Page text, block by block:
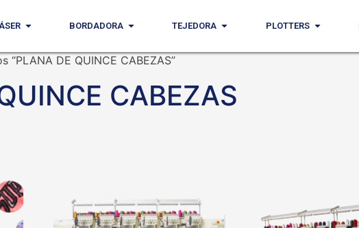
BORDADORA TEJEDORA PLOTTERS
DE QUINCE CABEZAS”
CABEZAS